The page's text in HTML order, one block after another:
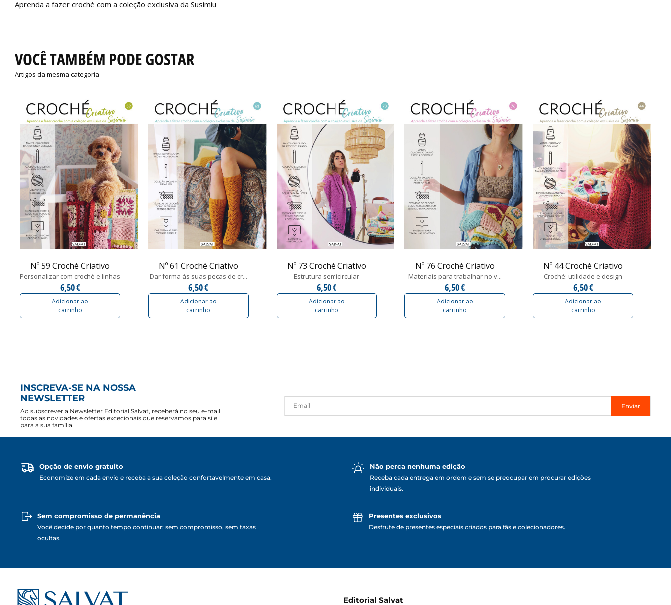
Aprenda a fazer croché com a coleção exclusiva da Susimiu
VOCÊ TAMBÉM PODE GOSTAR
Artigos da mesma categoria
Nº 59 Croché Criativo
Personalizar com croché e linhas
6,50 €
Adicionar ao
carrinho
Nº 61 Croché Criativo
Dar forma às suas peças de cr...
6,50 €
Adicionar ao
carrinho
Nº 73 Croché Criativo
Estrutura semicircular
6,50 €
Adicionar ao
carrinho
Nº 76 Croché Criativo
Materiais para trabalhar no v...
6,50 €
Adicionar ao
carrinho
Nº 44 Croché Criativo
Croché: utilidade e design
6,50 €
Adicionar ao
carrinho
INSCREVA-SE NA NOSSA
NEWSLETTER
Ao subscrever a Newsletter Editorial Salvat, receberá no seu e-mail
todas as novidades e ofertas excecionais que reservamos para si e
para a sua família.
Enviar
Opção de envio gratuito
Economize em cada envio e receba a sua coleção confortavelmente em casa.
Não perca nenhuma edição
Receba cada entrega em ordem e sem se preocupar em procurar edições
individuais.
Sem compromisso de permanência
Você decide por quanto tempo continuar: sem compromisso, sem taxas
ocultas.
Presentes exclusivos
Desfrute de presentes especiais criados para fãs e colecionadores.
Editorial Salvat